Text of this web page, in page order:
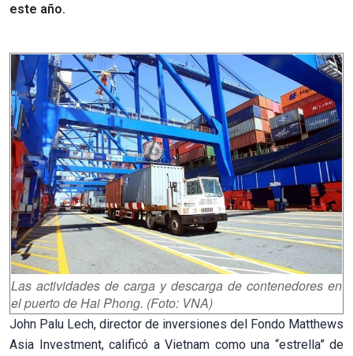
este año.
Las actividades de carga y descarga de contenedores en
el puerto de Hai Phong. (Foto: VNA)
John Palu Lech, director de inversiones del Fondo Matthews
Asia Investment, calificó a Vietnam como una “estrella” de